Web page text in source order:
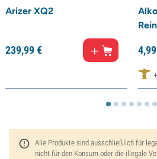
Arizer XQ2
239,99€ 4,99
Alle Produkte sind ausschließlich für
nicht für den Konsum oder die illegale